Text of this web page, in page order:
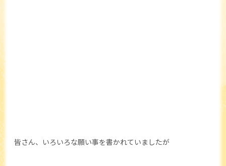
皆さん、いろいろな願い事を書かれていましたが